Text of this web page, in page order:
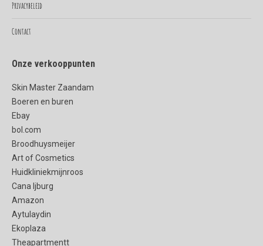
Privacybeleid
Contact
Onze verkooppunten
Skin Master Zaandam
Boeren en buren
Ebay
bol.com
Broodhuysmeijer
Art of Cosmetics
Huidkliniekmijnroos
Cana Ijburg
Amazon
Aytulaydin
Ekoplaza
Theapartmentt